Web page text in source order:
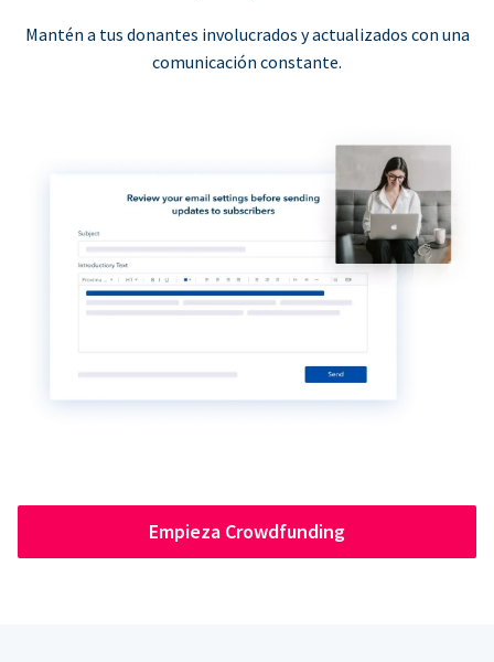
Mantén a tus donantes involucrados y actualizados con una
comunicación constante.
Empieza Crowdfunding